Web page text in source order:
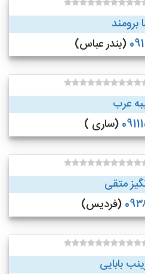
برومند
(بندر عباس)
عرب
(ساری )
متقی
(فردیس)
بابایی